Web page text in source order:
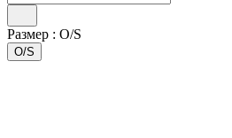
Размер : O/S
O/S